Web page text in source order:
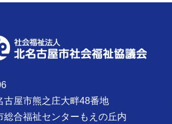
古屋市熊之庄大畔48番地
総合福祉センターもえの丘内